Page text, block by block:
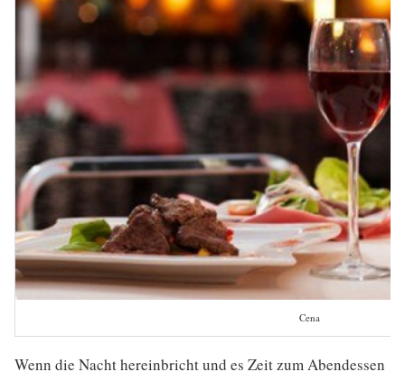
Cena
Wenn die Nacht hereinbricht und es Zeit zum Abendessen